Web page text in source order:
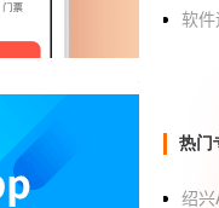
对
有
应用,
软
热门
绍兴